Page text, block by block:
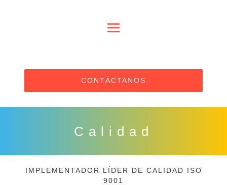
CONTÁCTANOS
Calidad
IMPLEMENTADOR LÍDER DE CALIDAD ISO
9001